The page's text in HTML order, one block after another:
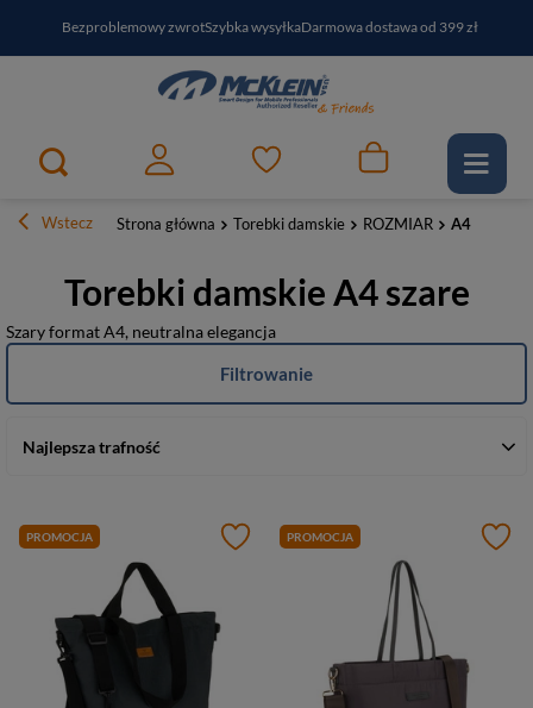
Bezproblemowy zwrotSzybka wysyłkaDarmowa dostawa od 399 zł
PayPo - kup i zapłać za30 dniZapisz się do newslettera i odbierz RABAT
Wstecz Strona główna Torebki damskie ROZMIAR A4
Torebki damskie A4 szare
Szary format A4, neutralna elegancja
Najlepsza trafność
Filtrowanie
PROMOCJA PROMOCJA